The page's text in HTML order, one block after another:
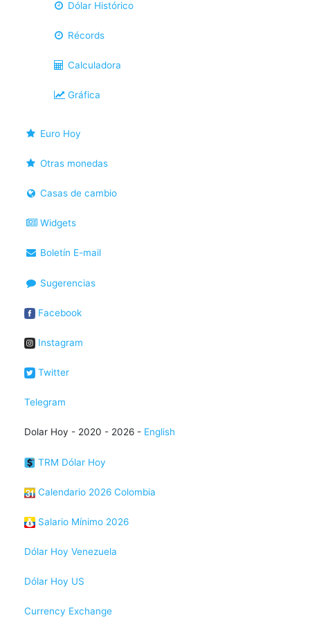
Dólar Histórico
Récords
Calculadora
Gráfica
Euro Hoy
Otras monedas
Casas de cambio
Widgets
Boletín E-mail
Sugerencias
Facebook
Instagram
Twitter
Telegram
Dolar Hoy - 2020 - 2026 - English
TRM Dólar Hoy
Calendario 2026 Colombia
Salario Mínimo 2026
Dólar Hoy Venezuela
Dólar Hoy US
Currency Exchange